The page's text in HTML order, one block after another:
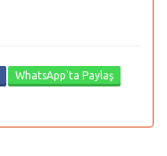
WhatsApp'ta Paylaş